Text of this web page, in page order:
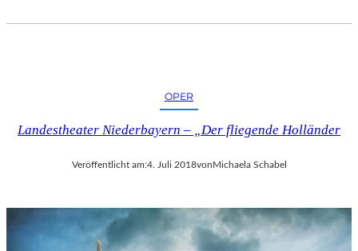
OPER
Landestheater Niederbayern – „Der fliegende Holländer
Veröffentlicht am:4. Juli 2018vonMichaela Schabel